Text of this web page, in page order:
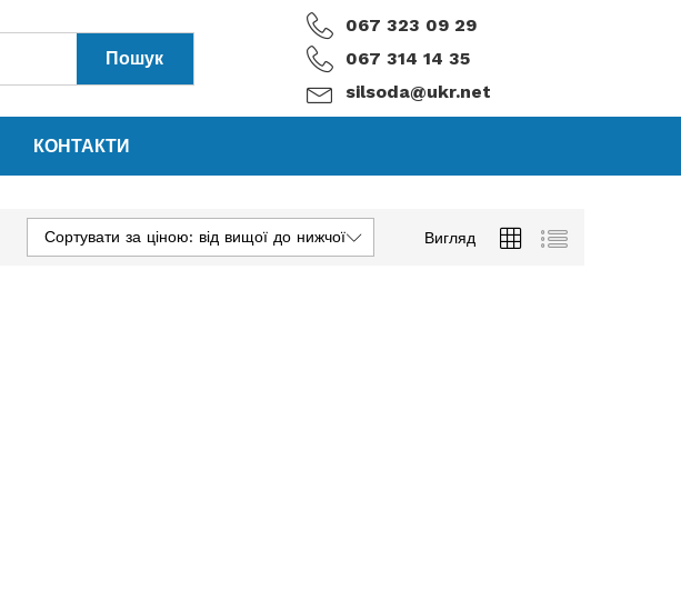
Пошук
067 323 09 29
067 314 14 35
silsoda@ukr.net
КОНТАКТИ
Вигляд
Сортувати за ціною: від вищої до нижчої